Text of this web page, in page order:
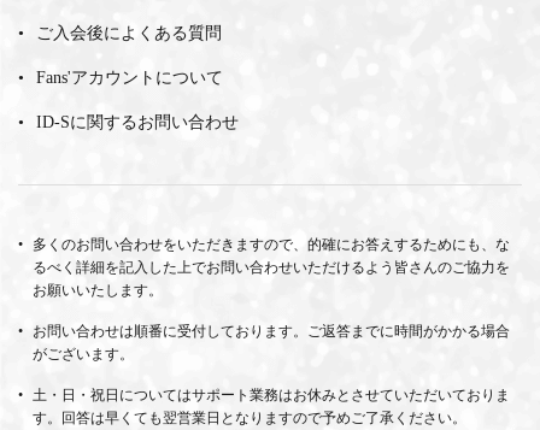
ご入会後によくある質問
Fans'アカウントについて
ID-Sに関するお問い合わせ
多くのお問い合わせをいただきますので、的確にお答えするためにも、な
るべく詳細を記入した上でお問い合わせいただけるよう皆さんのご協力を
お願いいたします。
お問い合わせは順番に受付しております。ご返答までに時間がかかる場合
がございます。
土・日・祝日についてはサポート業務はお休みとさせていただいておりま
す。回答は早くても翌営業日となりますので予めご了承ください。